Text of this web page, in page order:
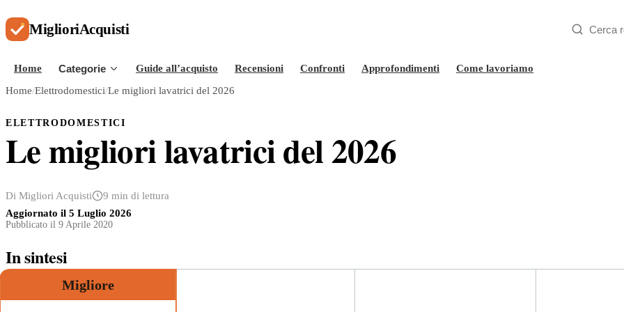
MiglioriAcquisti
Home Categorie Guide all’acquisto Recensioni Confronti Approfondimenti Come lavoriamo
Home/Elettrodomestici/Le migliori lavatrici del 2026
ELETTRODOMESTICI
Le migliori lavatrici del 2026
Di Migliori Acquisti
9 min di lettura
Aggiornato il 5 Luglio 2026
Pubblicato il 9 Aprile 2020
In sintesi
Migliore